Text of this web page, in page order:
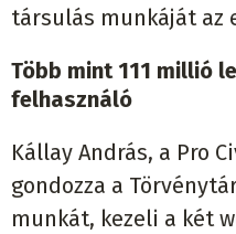
társulás munkáját az
Több mint 111 millió
felhasználó
Kállay András, a Pro
gondozza a
munkát, kezeli a két